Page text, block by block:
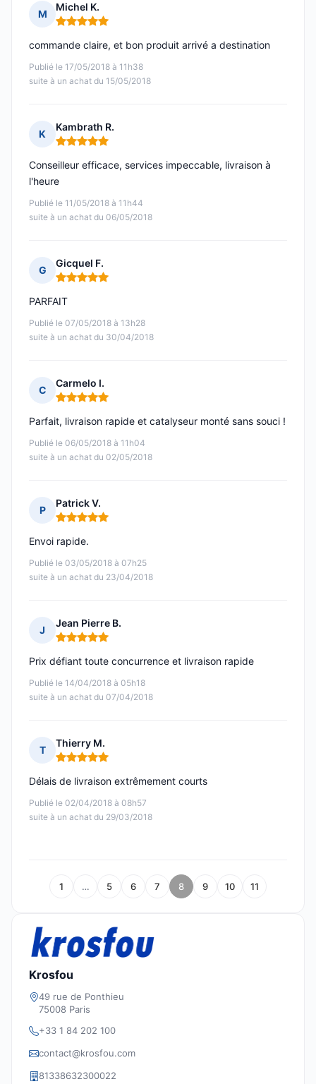
M
Michel K.
Note : 5 sur 5
Publié le 17/05/2018 à 11h38
suite à un achat du 15/05/2018
commande claire, et bon produit arrivé a destination
K
Kambrath R.
Note : 5 sur 5
Publié le 11/05/2018 à 11h44
suite à un achat du 06/05/2018
Conseilleur efficace, services impeccable, livraison à
l'heure
G
Gicquel F.
Note : 5 sur 5
Publié le 07/05/2018 à 13h28
suite à un achat du 30/04/2018
PARFAIT
C
Carmelo I.
Note : 5 sur 5
Publié le 06/05/2018 à 11h04
suite à un achat du 02/05/2018
Parfait, livraison rapide et catalyseur monté sans souci !
P
Patrick V.
Note : 5 sur 5
Publié le 03/05/2018 à 07h25
suite à un achat du 23/04/2018
Envoi rapide.
J
Jean Pierre B.
Note : 5 sur 5
Publié le 14/04/2018 à 05h18
suite à un achat du 07/04/2018
Prix défiant toute concurrence et livraison rapide
T
Thierry M.
Note : 5 sur 5
Publié le 02/04/2018 à 08h57
suite à un achat du 29/03/2018
Délais de livraison extrêmement courts
1 … 5 6 7 8 9 10 11
Krosfou
49 rue de Ponthieu
75008 Paris
+33 1 84 202 100
contact@krosfou.com
81338632300022